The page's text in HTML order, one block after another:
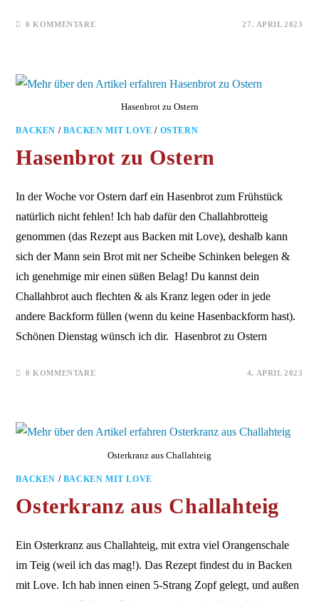
0 KOMMENTARE 27. APRIL 2023
Hasenbrot zu Ostern
BACKEN / BACKEN MIT LOVE / OSTERN
Hasenbrot zu Ostern
In der Woche vor Ostern darf ein Hasenbrot zum Frühstück
natürlich nicht fehlen! Ich hab dafür den Challahbrotteig
genommen (das Rezept aus Backen mit Love), deshalb kann
sich der Mann sein Brot mit ner Scheibe Schinken belegen &
ich genehmige mir einen süßen Belag! Du kannst dein
Challahbrot auch flechten & als Kranz legen oder in jede
andere Backform füllen (wenn du keine Hasenbackform hast).
Schönen Dienstag wünsch ich dir. Hasenbrot zu Ostern
0 KOMMENTARE 4. APRIL 2023
Osterkranz aus Challahteig
BACKEN / BACKEN MIT LOVE
Osterkranz aus Challahteig
Ein Osterkranz aus Challahteig, mit extra viel Orangenschale
im Teig (weil ich das mag!). Das Rezept findest du in Backen
mit Love. Ich hab innen einen 5-Strang Zopf gelegt, und außen